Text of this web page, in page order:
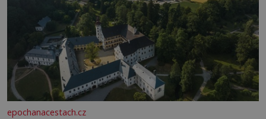
epochanacestach.cz